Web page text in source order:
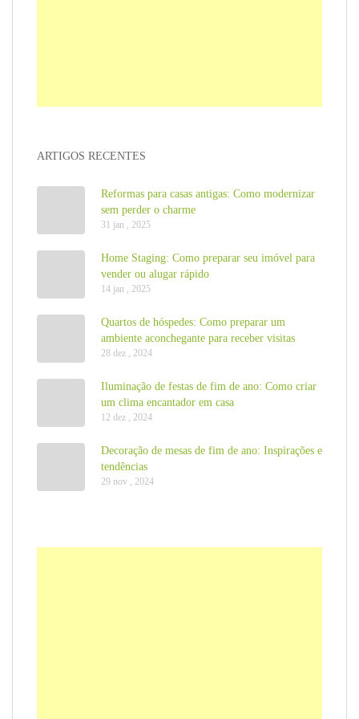
ARTIGOS RECENTES
Reformas para casas antigas: Como modernizar
sem perder o charme
31 jan , 2025
Home Staging: Como preparar seu imóvel para
vender ou alugar rápido
14 jan , 2025
Quartos de hóspedes: Como preparar um
ambiente aconchegante para receber visitas
28 dez , 2024
Iluminação de festas de fim de ano: Como criar
um clima encantador em casa
12 dez , 2024
Decoração de mesas de fim de ano: Inspirações e
tendências
29 nov , 2024